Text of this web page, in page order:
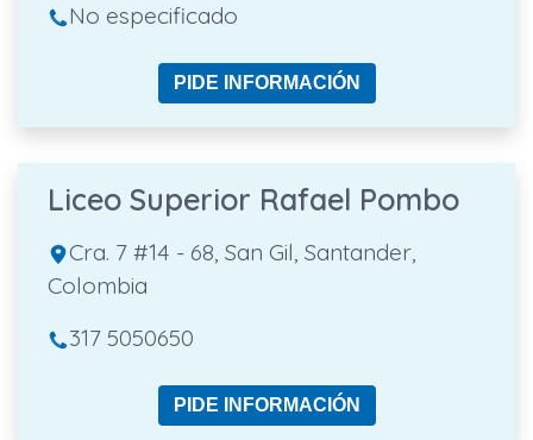
No especificado
PIDE INFORMACIÓN
Liceo Superior Rafael Pombo
Cra. 7 #14 - 68, San Gil, Santander,
Colombia
317 5050650
PIDE INFORMACIÓN